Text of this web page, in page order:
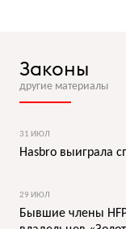
Законы
другие материалы
31 ИЮЛ
Hasbro выиграла
29 ИЮЛ
Бывшие члены